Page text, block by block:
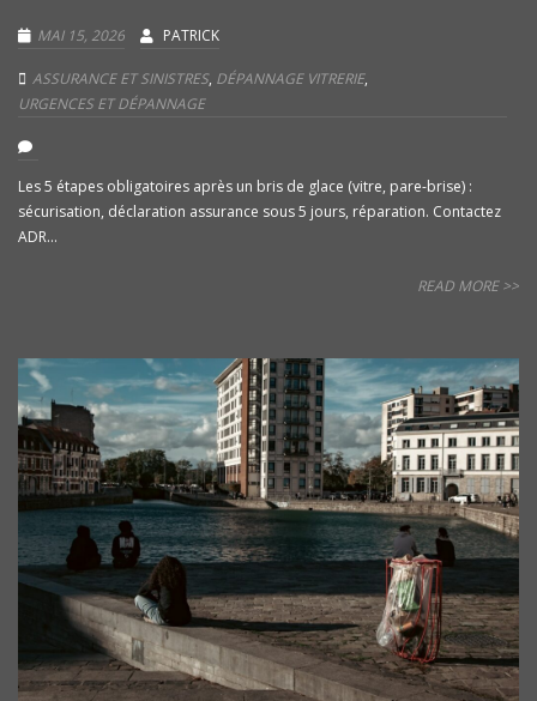
MAI 15, 2026 PATRICK
ASSURANCE ET SINISTRES, DÉPANNAGE VITRERIE,
URGENCES ET DÉPANNAGE
Les 5 étapes obligatoires après un bris de glace (vitre, pare-brise) :
sécurisation, déclaration assurance sous 5 jours, réparation. Contactez
ADR...
READ MORE >>